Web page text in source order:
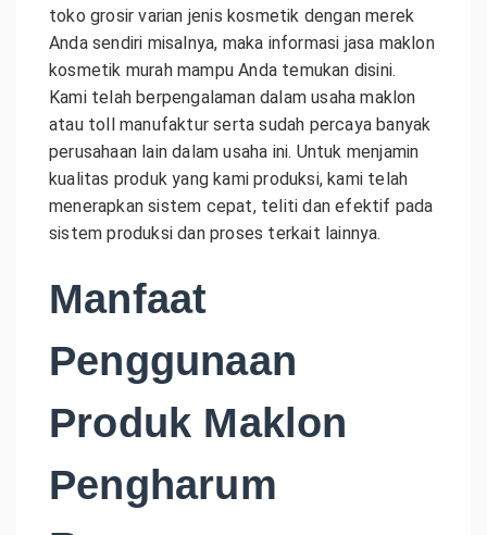
toko grosir varian jenis kosmetik dengan merek
Anda sendiri misalnya, maka informasi jasa maklon
kosmetik murah mampu Anda temukan disini.
Kami telah berpengalaman dalam usaha maklon
atau toll manufaktur serta sudah percaya banyak
perusahaan lain dalam usaha ini. Untuk menjamin
kualitas produk yang kami produksi, kami telah
menerapkan sistem cepat, teliti dan efektif pada
sistem produksi dan proses terkait lainnya.
Manfaat
Penggunaan
Produk Maklon
Pengharum